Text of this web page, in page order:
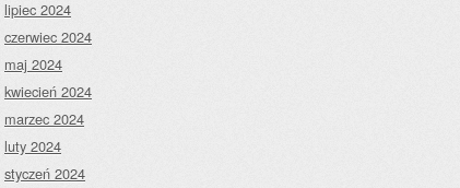
lipiec 2024
czerwiec 2024
maj 2024
kwiecień 2024
marzec 2024
luty 2024
styczeń 2024